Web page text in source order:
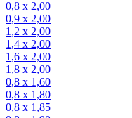
0,8 х 2,00
0,9 х 2,00
1,2 х 2,00
1,4 х 2,00
1,6 х 2,00
1,8 х 2,00
0,8 х 1,60
0,8 х 1,80
0,8 х 1,85